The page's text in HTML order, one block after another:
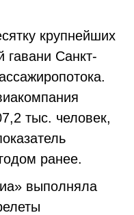
крупнейших
гавани Санкт-
тыс. человек,
ранее.
выполняла